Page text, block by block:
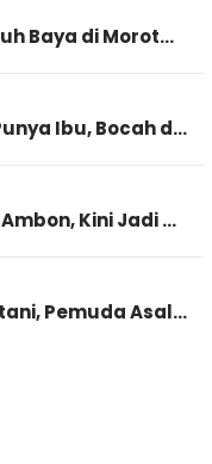
Baya di Morot…
Ibu, Bocah d…
Kini Jadi …
Pemuda Asal…